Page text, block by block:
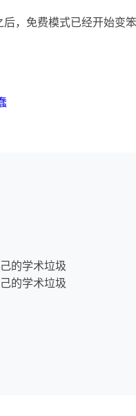
，免费模式已经开始变
的学术垃圾
的学术垃圾